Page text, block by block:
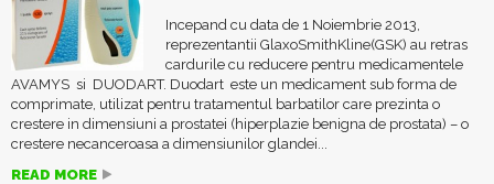
Incepand cu data de 1 Noiembrie 2013,
reprezentantii GlaxoSmithKline(GSK) au retras
cardurile cu reducere pentru medicamentele
AVAMYS si DUODART. Duodart este un medicament sub forma de
comprimate, utilizat pentru tratamentul barbatilor care prezinta o
crestere in dimensiuni a prostatei (hiperplazie benigna de prostata) – o
crestere necanceroasa a dimensiunilor glandei...
READ MORE